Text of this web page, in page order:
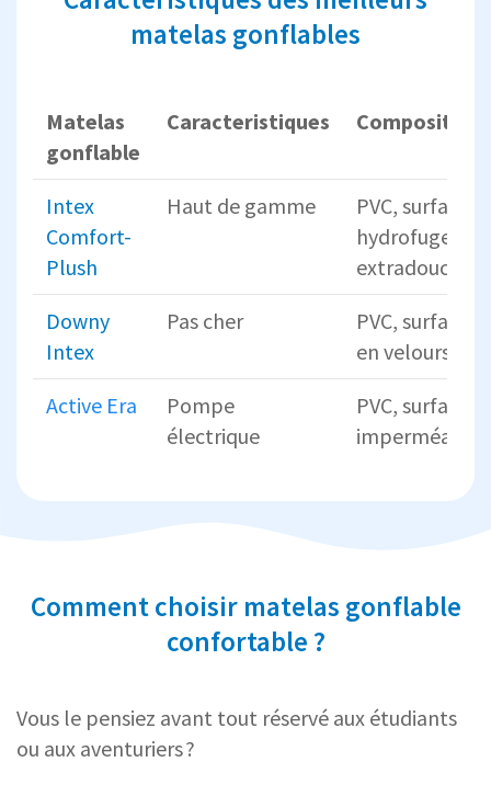
matelas gonflables
Matelas
gonflable
Caracteristiques Composition
Intex
Comfort-
Plush
Haut de gamme
PVC, surface
hydrofuge
extradouce
Downy
Intex
Pas cher
PVC, surface
en velours
Active Era
Pompe
électrique
PVC, surface
imperméable
Comment choisir matelas gonflable
confortable ?
Vous le pensiez avant tout réservé aux étudiants
ou aux aventuriers ?